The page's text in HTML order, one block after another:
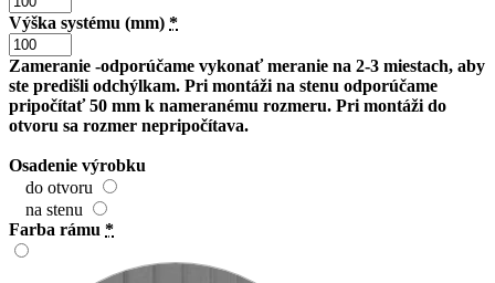
Výška systému (mm) *
Zameranie -odporúčame vykonať meranie na 2-3 miestach, aby
ste predišli odchýlkam. Pri montáži na stenu odporúčame
pripočítať 50 mm k nameranému rozmeru. Pri montáži do
otvoru sa rozmer nepripočítava.
Osadenie výrobku
do otvoru
na stenu
Farba rámu *